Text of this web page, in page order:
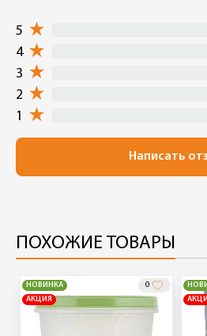
5
4
3
2
1
Написать
ПОХОЖИЕ ТОВАРЫ
НОВИНКА
АКЦИЯ
0